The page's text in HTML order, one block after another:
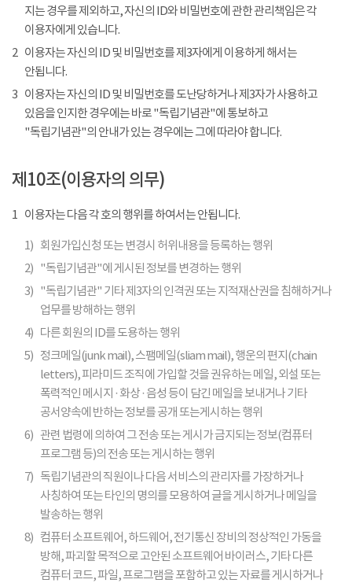
지는 경우를 제외하고, 자신의 ID와 비밀번호에 관한 관리책임은 각
이용자에게 있습니다.
2 이용자는 자신의 ID 및 비밀번호를 제3자에게 이용하게 해서는
안됩니다.
3 이용자는 자신의 ID 및 비밀번호를 도난당하거나 제3자가 사용하고
있음을 인지한 경우에는 바로 "독립기념관"에 통보하고
"독립기념관"의 안내가 있는 경우에는 그에 따라야 합니다.
제10조(이용자의 의무)
1 이용자는 다음 각 호의 행위를 하여서는 안됩니다.
1) 회원가입신청 또는 변경시 허위내용을 등록하는 행위
2) "독립기념관"에 게시된 정보를 변경하는 행위
3) "독립기념관" 기타 제3자의 인격권 또는 지적재산권을 침해하거나
업무를 방해하는 행위
4) 다른 회원의 ID를 도용하는 행위
5) 정크메일(junk mail), 스팸메일(sliam mail), 행운의 편지(chain
letters), 피라미드 조직에 가입할 것을 권유하는 메일, 외설 또는
폭력적인 메시지 · 화상 · 음성 등이 담긴 메일을 보내거나 기타
공서양속에 반하는 정보를 공개 또는게시하는 행위
6) 관련 법령에 의하여 그 전송 또는 게시가 금지되는 정보(컴퓨터
프로그램 등)의 전송 또는 게시하는 행위
7) 독립기념관의 직원이나 다음 서비스의 관리자를 가장하거나
사칭하여 또는 타인의 명의를 모용하여 글을 게시하거나 메일을
발송하는 행위
8) 컴퓨터 소프트웨어, 하드웨어, 전기통신 장비의 정상적인 가동을
방해, 파괴할 목적으로 고안된 소프트웨어 바이러스, 기타 다른
컴퓨터 코드, 파일, 프로그램을 포함하고 있는 자료를 게시하거나